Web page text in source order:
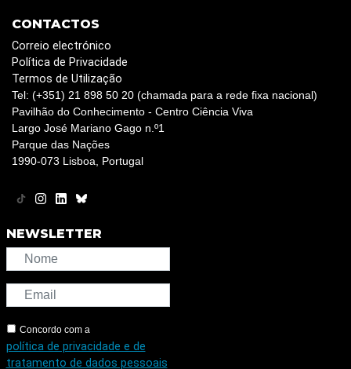
CONTACTOS
Correio electrónico
Política de Privacidade
Termos de Utilização
Tel: (+351) 21 898 50 20 (chamada para a rede fixa nacional)
Pavilhão do Conhecimento - Centro Ciência Viva
Largo José Mariano Gago n.º1
Parque das Nações
1990-073 Lisboa, Portugal
NEWSLETTER
Concordo com a
política de privacidade e de
tratamento de dados pessoais